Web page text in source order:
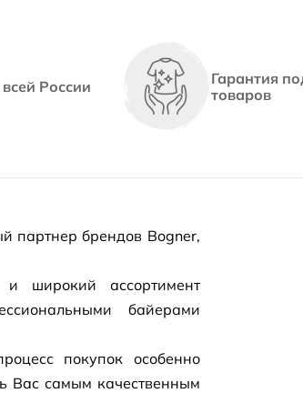
России
Гарантия
товаров
партнер брендов Bogner,
широкий ассортимент
байерами
покупок особенно
Вас самым качественным